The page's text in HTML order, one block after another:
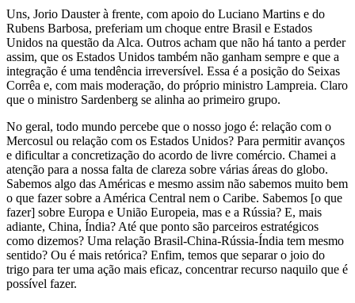
Uns, Jorio Dauster à frente, com apoio do Luciano Martins e do
Rubens Barbosa, preferiam um choque entre Brasil e Estados
Unidos na questão da Alca. Outros acham que não há tanto a perder
assim, que os Estados Unidos também não ganham sempre e que a
integração é uma tendência irreversível. Essa é a posição do Seixas
Corrêa e, com mais moderação, do próprio ministro Lampreia. Claro
que o ministro Sardenberg se alinha ao primeiro grupo.
No geral, todo mundo percebe que o nosso jogo é: relação com o
Mercosul ou relação com os Estados Unidos? Para permitir avanços
e dificultar a concretização do acordo de livre comércio. Chamei a
atenção para a nossa falta de clareza sobre várias áreas do globo.
Sabemos algo das Américas e mesmo assim não sabemos muito bem
o que fazer sobre a América Central nem o Caribe. Sabemos [o que
fazer] sobre Europa e União Europeia, mas e a Rússia? E, mais
adiante, China, Índia? Até que ponto são parceiros estratégicos
como dizemos? Uma relação Brasil-China-Rússia-Índia tem mesmo
sentido? Ou é mais retórica? Enfim, temos que separar o joio do
trigo para ter uma ação mais eficaz, concentrar recurso naquilo que é
possível fazer.